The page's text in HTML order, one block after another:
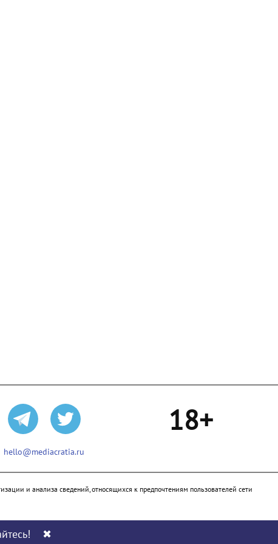
hello@mediacratia.ru
18+
и анализа сведений, относящихся к предпочтениям пользователей сети
✖